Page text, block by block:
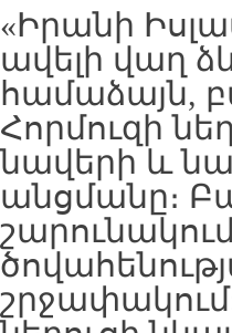
«Իրանի
ավելի վաղ
համաձայն,
Հորմուզի
նավերի և
անցմանը։